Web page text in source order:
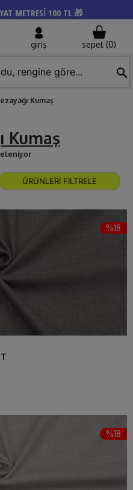
METRESİ 100 TL 🎁
giriş sepet (0)
search
Kumaş
Kumaş
ÜRÜNLERİ FİLTRELE
%18
%18